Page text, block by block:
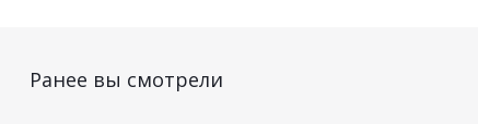
Ранее вы смотрели